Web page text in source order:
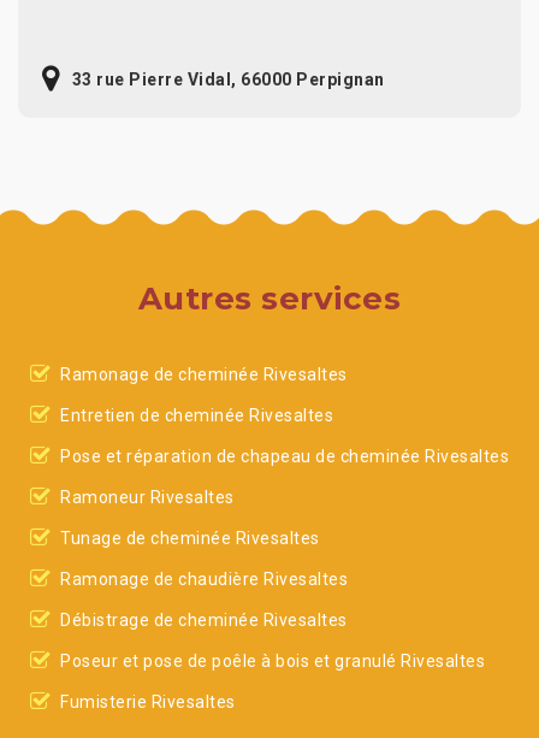
33 rue Pierre Vidal, 66000 Perpignan
Autres services
Ramonage de cheminée Rivesaltes
Entretien de cheminée Rivesaltes
Pose et réparation de chapeau de cheminée Rivesaltes
Ramoneur Rivesaltes
Tunage de cheminée Rivesaltes
Ramonage de chaudière Rivesaltes
Débistrage de cheminée Rivesaltes
Poseur et pose de poêle à bois et granulé Rivesaltes
Fumisterie Rivesaltes